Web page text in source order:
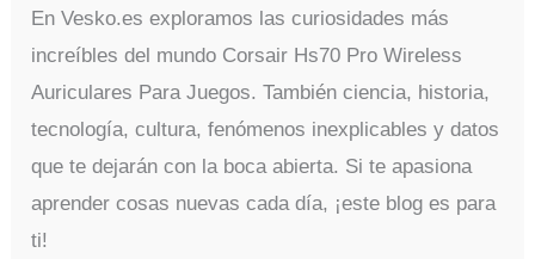
En Vesko.es exploramos las curiosidades más
increíbles del mundo Corsair Hs70 Pro Wireless
Auriculares Para Juegos. También ciencia, historia,
tecnología, cultura, fenómenos inexplicables y datos
que te dejarán con la boca abierta. Si te apasiona
aprender cosas nuevas cada día, ¡este blog es para
ti!